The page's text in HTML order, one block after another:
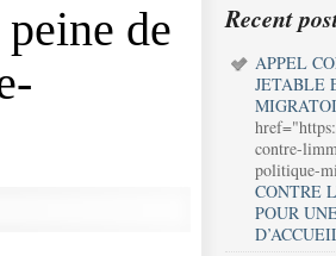
de
Recent
APPEL
JETABLE
contre-
politique-
CONTRE
POUR